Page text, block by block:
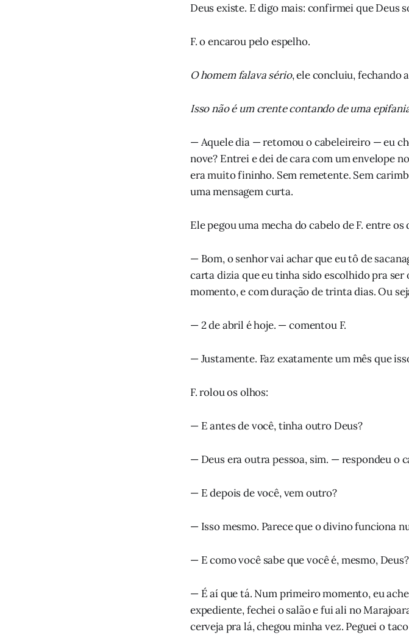
Deus existe. E digo mais: confirmei que Deus
F. o encarou pelo espelho.
O homem falava sério, ele concluiu, fechando
Isso não é um crente contando de uma
— Aquele dia — retomou o cabeleireiro — eu
nove? Entrei e dei de cara com um envelope
era muito fininho. Sem remetente. Sem
uma mensagem curta.
Ele pegou uma mecha do cabelo de F. entre
— Bom, o senhor vai achar que eu tô de
carta dizia que eu tinha sido escolhido pra
momento, e com duração de trinta dias. Ou
— 2 de abril é hoje. — comentou F.
— Justamente. Faz exatamente um mês que
F. rolou os olhos:
— E antes de você, tinha outro Deus?
— Deus era outra pessoa, sim. — respondeu o
— E depois de você, vem outro?
— Isso mesmo. Parece que o divino funciona
— E como você sabe que você é, mesmo, Deus?
— É aí que tá. Num primeiro momento, eu
expediente, fechei o salão e fui ali no
cerveja pra lá, chegou minha vez. Peguei o